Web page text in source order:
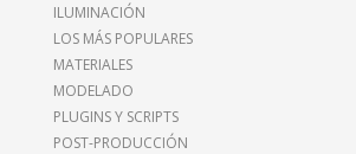
ILUMINACIÓN
LOS MÁS POPULARES
MATERIALES
MODELADO
PLUGINS Y SCRIPTS
POST-PRODUCCIÓN